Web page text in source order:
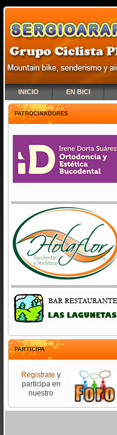
INICIO EN BICI
PATROCINADORES
PARTICIPA
Registrate y
participa en
nuestro